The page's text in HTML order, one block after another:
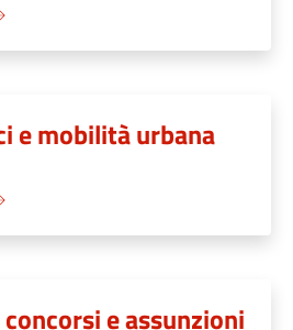
e mobilità urbana
e assunzioni